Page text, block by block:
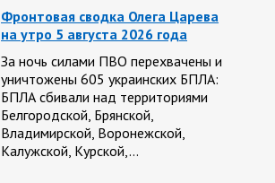
Фронтовая сводка Олега Царева
на утро 5 августа 2026 года
За ночь силами ПВО перехвачены и
уничтожены 605 украинских БПЛА:
БПЛА сбивали над территориями
Белгородской, Брянской,
Владимирской, Воронежской,
Калужской, Курской,…